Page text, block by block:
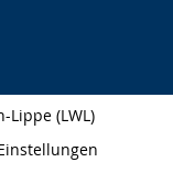
(LWL)